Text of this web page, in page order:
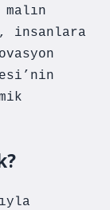
insanlara